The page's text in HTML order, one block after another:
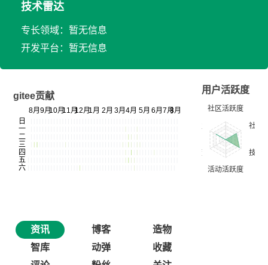
技术雷达
专长领域：暂无信息
开发平台：暂无信息
gitee贡献
用户活跃度
资讯 博客
造物
智库
动弹
收藏